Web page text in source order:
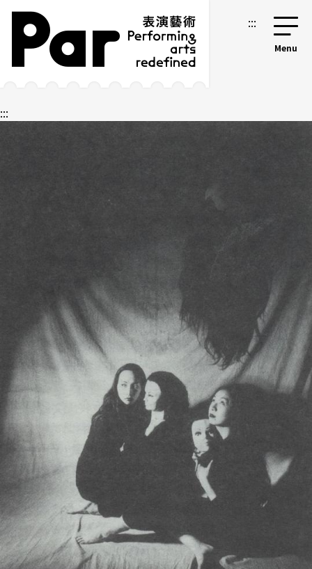
跳到主要內容區塊
網站導覽 :::
:::